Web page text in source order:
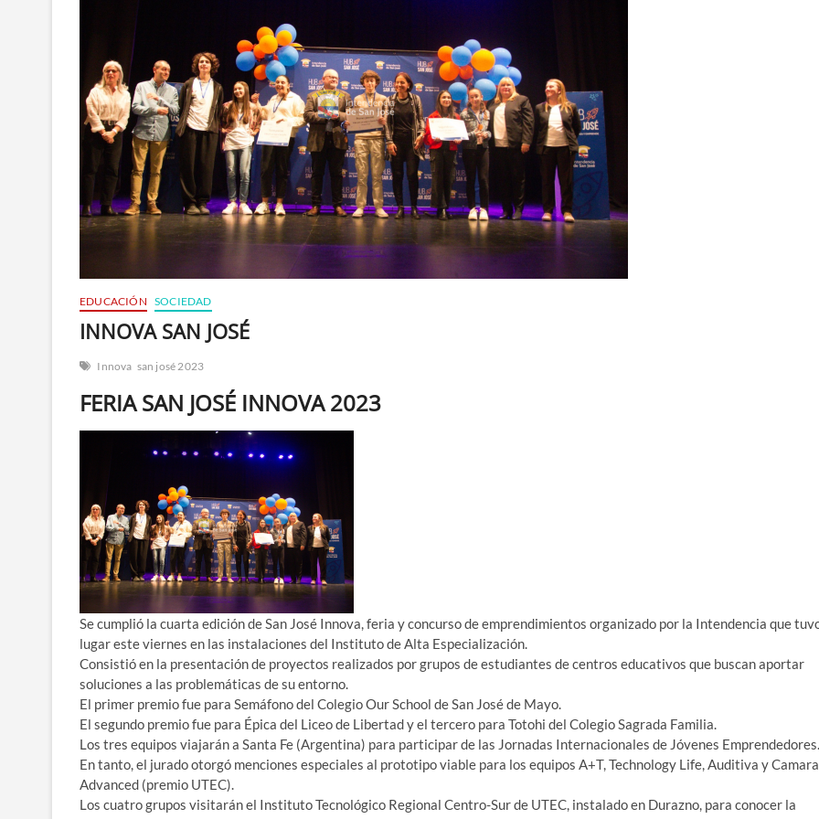
EDUCACIÓN SOCIEDAD
INNOVA SAN JOSÉ
Innova san josé 2023
FERIA SAN JOSÉ INNOVA 2023
Se cumplió la cuarta edición de San José Innova, feria y concurso de emprendimientos organizado por la Intendencia que
lugar este viernes en las instalaciones del Instituto de Alta Especialización.
Consistió en la presentación de proyectos realizados por grupos de estudiantes de centros educativos que buscan aportar
soluciones a las problemáticas de su entorno.
El primer premio fue para Semáfono del Colegio Our School de San José de Mayo.
El segundo premio fue para Épica del Liceo de Libertad y el tercero para Totohi del Colegio Sagrada Familia.
Los tres equipos viajarán a Santa Fe (Argentina) para participar de las Jornadas Internacionales de Jóvenes Emprendedores.
En tanto, el jurado otorgó menciones especiales al prototipo viable para los equipos A+T, Technology Life, Auditiva y Camara
Advanced (premio UTEC).
Los cuatro grupos visitarán el Instituto Tecnológico Regional Centro-Sur de UTEC, instalado en Durazno, para conocer la